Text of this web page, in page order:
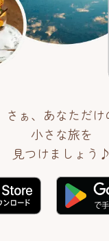
さぁ、あなただけ
小さな旅を
見つけましょう♪